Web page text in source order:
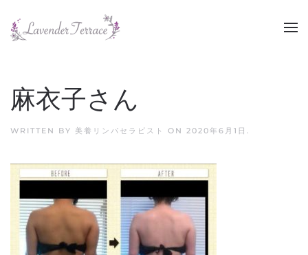
Skip to main content
麻衣子さん
WRITTEN BY 美養リンパセラピスト ON 2020年6月1日 .